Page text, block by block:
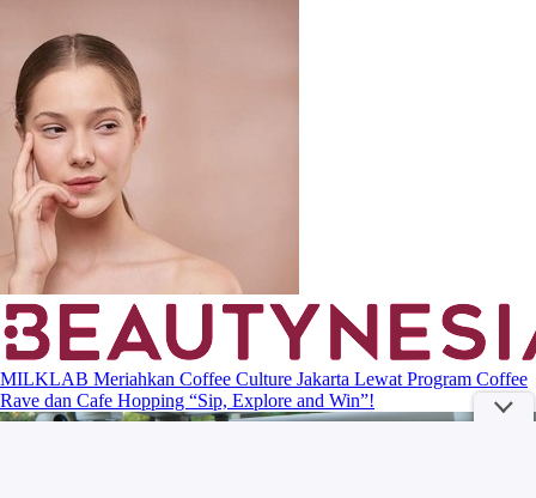
MILKLAB Meriahkan Coffee Culture Jakarta Lewat Program Coffee
Rave dan Cafe Hopping “Sip, Explore and Win”!